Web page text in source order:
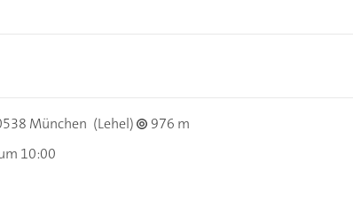
München (Lehel)
976 m
10:00